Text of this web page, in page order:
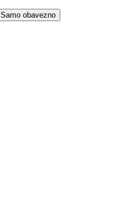
Samo obavezno